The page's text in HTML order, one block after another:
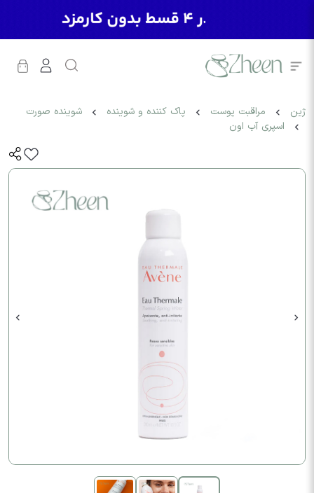
ژین مراقبت پوست پاک کننده و شوینده
شوینده صورت
اسپری آب اون